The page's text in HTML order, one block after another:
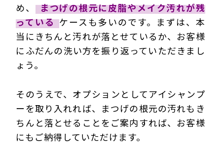
め、
まつげの根元に皮脂やメイク汚れが残
っている ケースも多いのです。まずは、本
当にきちんと汚れが落とせているか、お客様
にふだんの洗い方を振り返っていただきまし
ょう。
そのうえで、オプションとしてアイシャンプ
ーを取り入れれば、まつげの根元の汚れもき
ちんと落とせることをご案内すれば、お客様
にもご納得していただけます。